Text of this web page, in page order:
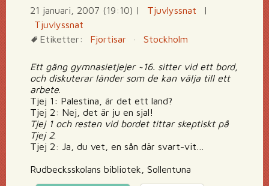
21 januari, 2007 (19:10) | Tjuvlyssnat
|
Tjuvlyssnat
Etiketter:
Fjortisar · Stockholm
Ett gäng gymnasietjejer ~16. sitter vid ett bord,
och diskuterar länder som de kan välja till ett
arbete
Tjej 1: Palestina, är det ett land?
Tjej 2: Nej, det är ju en sjal!
Tjej 1 och resten vid bordet tittar skeptiskt på
Tjej 2.
Tjej 2: Ja, du vet, en sån där svart-vit…
Rudbecksskolans bibliotek, Sollentuna